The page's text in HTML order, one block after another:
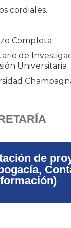
cordiales.
Completa
de
Universitaria
de